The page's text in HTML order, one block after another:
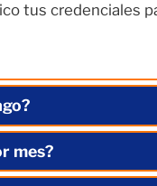
tus credenciales
mes?